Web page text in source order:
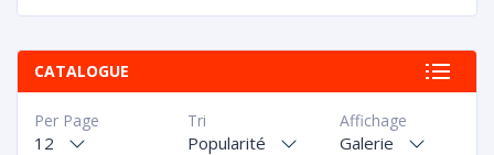
CATALOGUE
Affichage
Galerie
Tri
Popularité
Per Page
12